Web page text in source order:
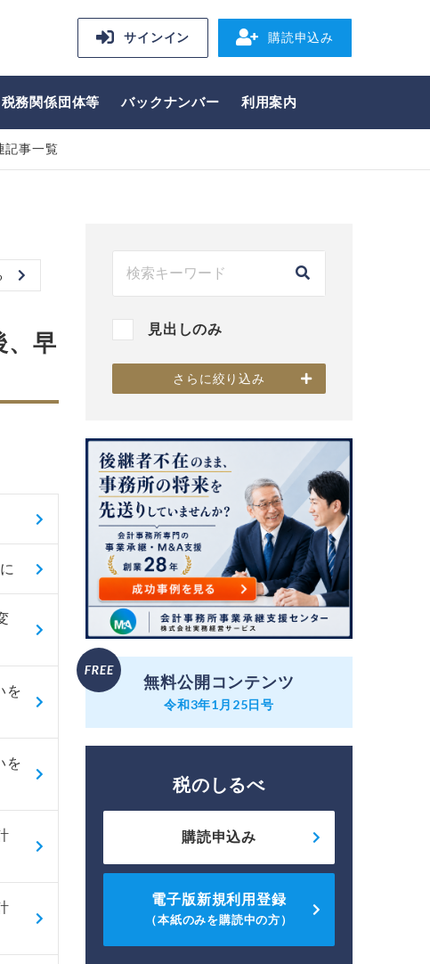
サインイン 購読申込み
税務関係団体等 バックナンバー 利用案内
記事一覧
、早
を
を
見出しのみ
さらに絞り込み
無料公開コンテンツ
令和3年1月25日号
税のしるべ
購読申込み
電子版新規利用登録
（本紙のみを購読中の方）